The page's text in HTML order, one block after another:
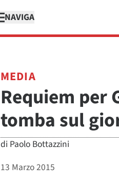
NAVIGA
MEDIA
Requiem per
tomba sul
di Paolo Bottazzini
13 Marzo 2015